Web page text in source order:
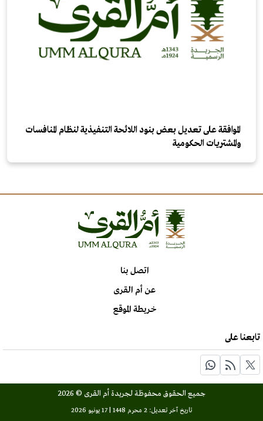
الموافقة على تعديل بعض بنود اللائحة التنفيذية لنظام المنافسات
والمشتريات الحكومية
اتصل بنا
عن أم القرى
خريطة الموقع
تابعنا على
جميع الحقوق محفوظة لجريدة أم القرى © 2026
تاريخ آخر تعديل: 2 محرم 1448 | 17 يونيو 2026